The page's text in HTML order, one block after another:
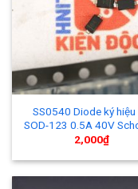
SS0540 Diode ký hiệu
SOD-123 0.5A 40V
2,000₫